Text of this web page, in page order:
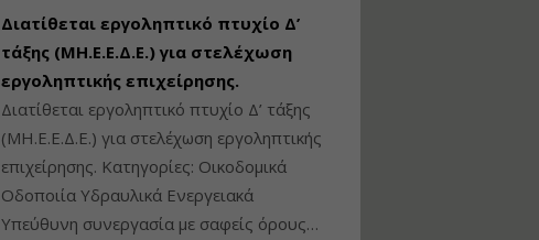
Διατίθεται εργοληπτικό πτυχίο Δ’
τάξης (ΜΗ.Ε.Ε.Δ.Ε.) για στελέχωση
εργοληπτικής επιχείρησης.
Διατίθεται εργοληπτικό πτυχίο Δ’ τάξης
(ΜΗ.Ε.Ε.Δ.Ε.) για στελέχωση εργοληπτικής
επιχείρησης. Κατηγορίες: Οικοδομικά
Οδοποιία Υδραυλικά Ενεργειακά
Υπεύθυνη συνεργασία με σαφείς όρους…
Εισηγητής:Λάμπρος Κίσσας
Τιμή από: €130.00
Διάρκεια: 6 ώρες